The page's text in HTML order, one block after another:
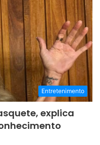
Entretenimento
explica